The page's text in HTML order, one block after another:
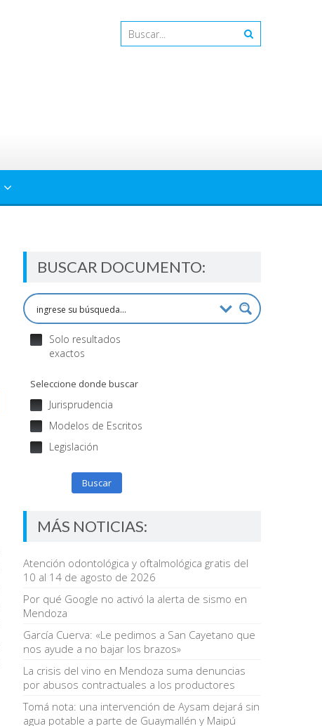
BUSCAR DOCUMENTO:
Solo resultados
exactos
Seleccione donde buscar
Jurisprudencia
Modelos de Escritos
Legislación
Buscar
MÁS NOTICIAS:
Atención odontológica y oftalmológica gratis del
10 al 14 de agosto de 2026
Por qué Google no activó la alerta de sismo en
Mendoza
García Cuerva: «Le pedimos a San Cayetano que
nos ayude a no bajar los brazos»
La crisis del vino en Mendoza suma denuncias
por abusos contractuales a los productores
Tomá nota: una intervención de Aysam dejará sin
agua potable a parte de Guaymallén y Maipú